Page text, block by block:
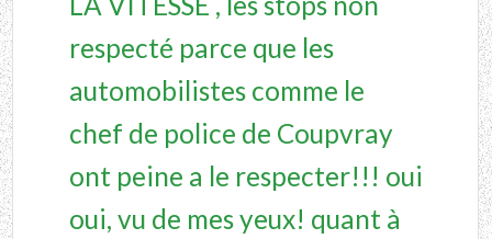
respecté parce que les
automobilistes comme le
chef de police de Coupvray
ont peine a le respecter!!! oui
oui, vu de mes yeux! quant à